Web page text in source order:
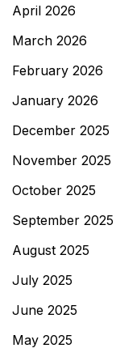
April 2026
March 2026
February 2026
January 2026
December 2025
November 2025
October 2025
September 2025
August 2025
July 2025
June 2025
May 2025